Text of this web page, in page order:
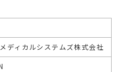
ディカルシステムズ株式会社